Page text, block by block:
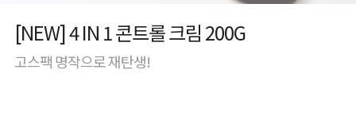
[NEW] 4 IN 1 콘트롤 크림 200G
고스팩 명작으로 재탄생!